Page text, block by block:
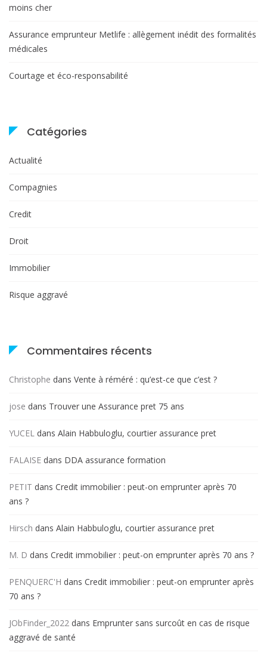
moins cher
Assurance emprunteur Metlife : allègement inédit des formalités
médicales
Courtage et éco-responsabilité
Catégories
Actualité
Compagnies
Credit
Droit
Immobilier
Risque aggravé
Commentaires récents
Christophe dans Vente à réméré : qu’est-ce que c’est ?
jose dans Trouver une Assurance pret 75 ans
YUCEL dans Alain Habbuloglu, courtier assurance pret
FALAISE dans DDA assurance formation
PETIT dans Credit immobilier : peut-on emprunter après 70
ans ?
Hirsch dans Alain Habbuloglu, courtier assurance pret
M. D dans Credit immobilier : peut-on emprunter après 70 ans ?
PENQUERC'H dans Credit immobilier : peut-on emprunter après
70 ans ?
JObFinder_2022 dans Emprunter sans surcoût en cas de risque
aggravé de santé